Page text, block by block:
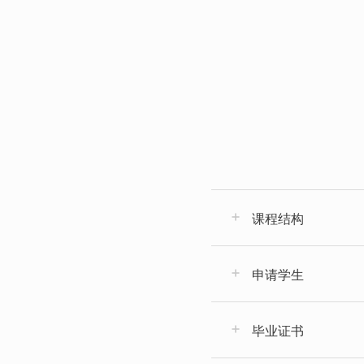
课程结构
申请学生
毕业证书